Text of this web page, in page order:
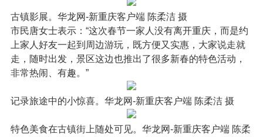
古镇影展。华龙网-新重庆客户端 陈柔洁 摄
市民唐女士表示：“这次春节一家人没有离开重庆，而是约
上家人好友一起到周边游玩，既方便又实惠，大家说走就
走，随时出发，景区这边也推出了很多新春的特色活动，
非常热闹、有趣。”
记录旅途中的小惊喜。华龙网-新重庆客户端 陈柔洁 摄
特色美食在古镇街上随处可见。华龙网-新重庆客户端 陈柔